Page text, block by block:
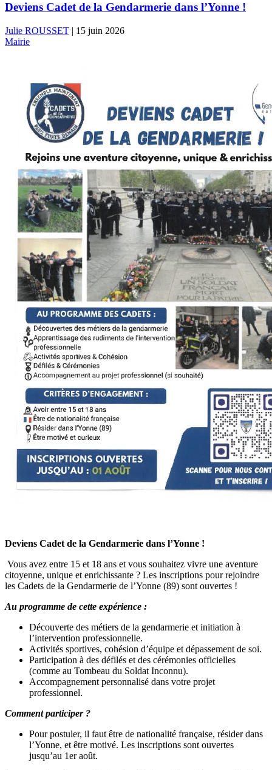
Deviens Cadet de la Gendarmerie dans l’Yonne !
Julie ROUSSET | 15 juin 2026
Mairie
Deviens Cadet de la Gendarmerie dans l’Yonne !
Vous avez entre 15 et 18 ans et vous souhaitez vivre une aventure
citoyenne, unique et enrichissante ? Les inscriptions pour rejoindre
les Cadets de la Gendarmerie de l’Yonne (89) sont ouvertes !
Au programme de cette expérience :
Découverte des métiers de la gendarmerie et initiation à
l’intervention professionnelle.
Activités sportives, cohésion d’équipe et dépassement de soi.
Participation à des défilés et des cérémonies officielles
(comme au Tombeau du Soldat Inconnu).
Accompagnement personnalisé dans votre projet
professionnel.
Comment participer ?
Pour postuler, il faut être de nationalité française, résider dans
l’Yonne, et être motivé. Les inscriptions sont ouvertes
jusqu’au 1er août.